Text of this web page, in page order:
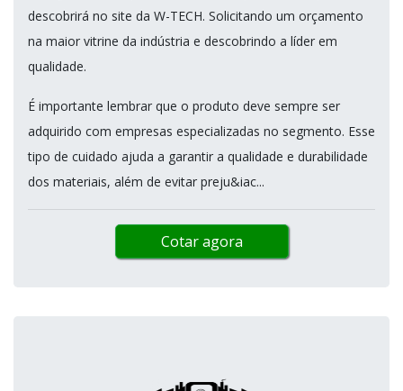
descobrirá no site da W-TECH. Solicitando um orçamento
na maior vitrine da indústria e descobrindo a líder em
qualidade.
É importante lembrar que o produto deve sempre ser
adquirido com empresas especializadas no segmento. Esse
tipo de cuidado ajuda a garantir a qualidade e durabilidade
dos materiais, além de evitar preju&iac...
Cotar agora